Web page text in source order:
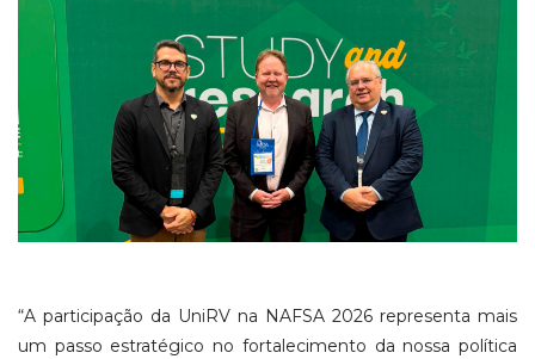
“A participação da UniRV na NAFSA 2026 representa mais
um passo estratégico no fortalecimento da nossa política